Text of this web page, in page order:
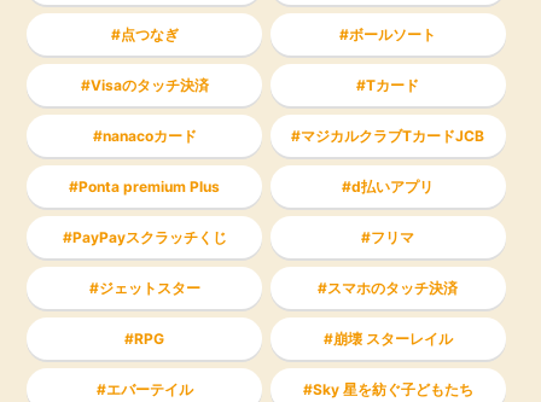
点つなぎ ボールソート
Visaのタッチ決済 Tカード
nanacoカード マジカルクラブTカードJCB
Ponta premium Plus d払いアプリ
PayPayスクラッチくじ フリマ
ジェットスター スマホのタッチ決済
RPG 崩壊 スターレイル
エバーテイル Sky 星を紡ぐ子どもたち